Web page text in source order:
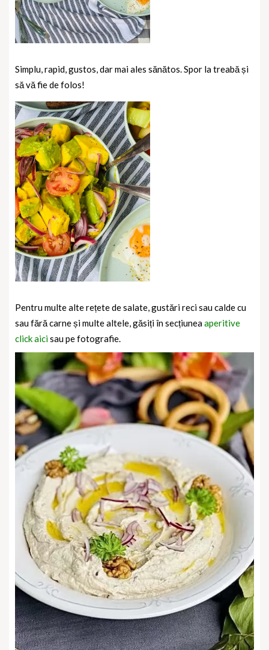
Simplu, rapid, gustos, dar mai ales sănătos. Spor la treabă și
să vă fie de folos!
Pentru multe alte rețete de salate, gustări reci sau calde cu
sau fără carne și multe altele, găsiți în secțiuneaaperitive
click aicisau pe fotografie.